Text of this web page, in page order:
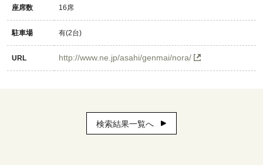
座席数 16席
駐車場 有(2台)
URL http://www.ne.jp/asahi/genmai/nora/
検索結果一覧へ